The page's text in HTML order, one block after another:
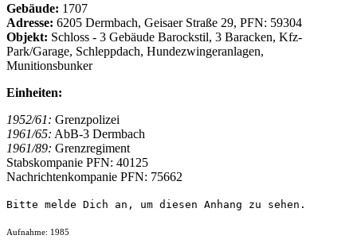
Gebäude: 1707
Adresse: 6205 Dermbach, Geisaer Straße 29, PFN: 59304
Objekt: Schloss - 3 Gebäude Barockstil, 3 Baracken, Kfz-
Park/Garage, Schleppdach, Hundezwingeranlagen,
Munitionsbunker
Einheiten:
1952/61: Grenzpolizei
1961/65: AbB-3 Dermbach
1961/89: Grenzregiment
Stabskompanie PFN: 40125
Nachrichtenkompanie PFN: 75662
Bitte melde Dich an, um diesen Anhang zu sehen.
Aufnahme: 1985